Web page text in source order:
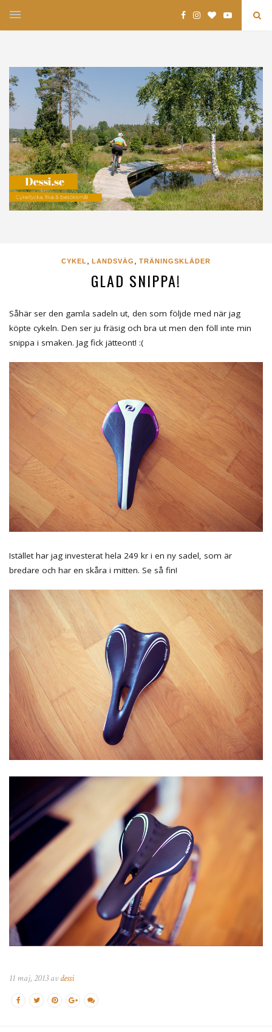
CYKEL , LANDSVÄG , TRÄNINGSKLÄDER
GLAD SNIPPA!
Såhär ser den gamla sadeln ut, den som följde med när jag
köpte cykeln. Den ser ju fräsig och bra ut men den föll inte min
snippa i smaken. Jag fick jätteont! :(
Istället har jag investerat hela 249 kr i en ny sadel, som är
bredare och har en skåra i mitten. Se så fin!
11 maj, 2013 avdessi